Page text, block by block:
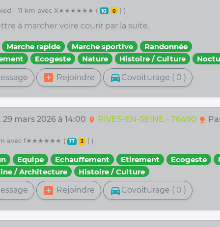
pied - 11 km avec X★★★★★★ ( 10 0 | )
à marcher voire courir par la suite.
Marche rapide Marche sportive
Randonnée
Ecogeste Nature Histoire / Culture
add_box Rejoindre directions_car Covoiturage ( 0 )
29 mars 2026 à 14:00 location_on RIVES-EN-SEINE - 76490 nature
avec f★★★★★★ ( 77 3 | )
Equipe Echauffement Etirement Ecogeste
/ Architecture
Histoire / Culture
add_box Rejoindre directions_car Covoiturage ( 0 )